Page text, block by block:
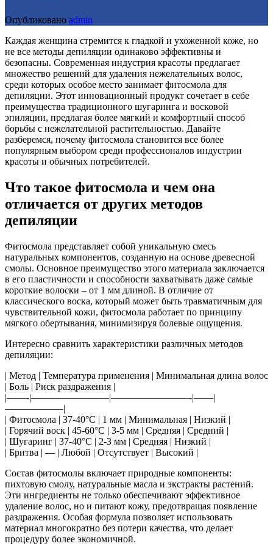
Опубликовано admin
Каждая женщина стремится к гладкой и ухоженной коже, но
не все методы депиляции одинаково эффективны и
безопасны. Современная индустрия красоты предлагает
множество решений для удаления нежелательных волос,
среди которых особое место занимает фитосмола для
депиляции. Этот инновационный продукт сочетает в себе
преимущества традиционного шугаринга и восковой
эпиляции, предлагая более мягкий и комфортный способ
борьбы с нежелательной растительностью. Давайте
разберемся, почему фитосмола становится все более
популярным выбором среди профессионалов индустрии
красоты и обычных потребителей.
Что такое фитосмола и чем она
отличается от других методов
депиляции
Фитосмола представляет собой уникальную смесь
натуральных компонентов, созданную на основе древесной
смолы. Основное преимущество этого материала заключается
в его пластичности и способности захватывать даже самые
короткие волоски – от 1 мм длиной. В отличие от
классического воска, который может быть травматичным для
чувствительной кожи, фитосмола работает по принципу
мягкого обертывания, минимизируя болевые ощущения.
Интересно сравнить характеристики различных методов
депиляции:
| Метод | Температура применения | Минимальная длина волос
| Боль | Риск раздражения |
|——-|————————|————————-|——|
——————|
| Фитосмола | 37-40°C | 1 мм | Минимальная | Низкий |
| Горячий воск | 45-60°C | 3-5 мм | Средняя | Средний |
| Шугаринг | 37-40°C | 2-3 мм | Средняя | Низкий |
| Бритва | — | Любой | Отсутствует | Высокий |
Состав фитосмолы включает природные компоненты:
пихтовую смолу, натуральные масла и экстракты растений.
Эти ингредиенты не только обеспечивают эффективное
удаление волос, но и питают кожу, предотвращая появление
раздражения. Особая формула позволяет использовать
материал многократно без потери качества, что делает
процедуру более экономичной.